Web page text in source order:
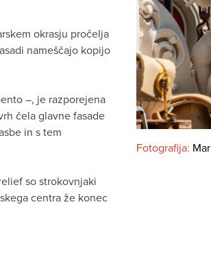
okrasju pročelja
nameščajo kopijo
–, je razporejena
čela glavne fasade
in s tem
so strokovnjaki
centra že konec
Fotografija: